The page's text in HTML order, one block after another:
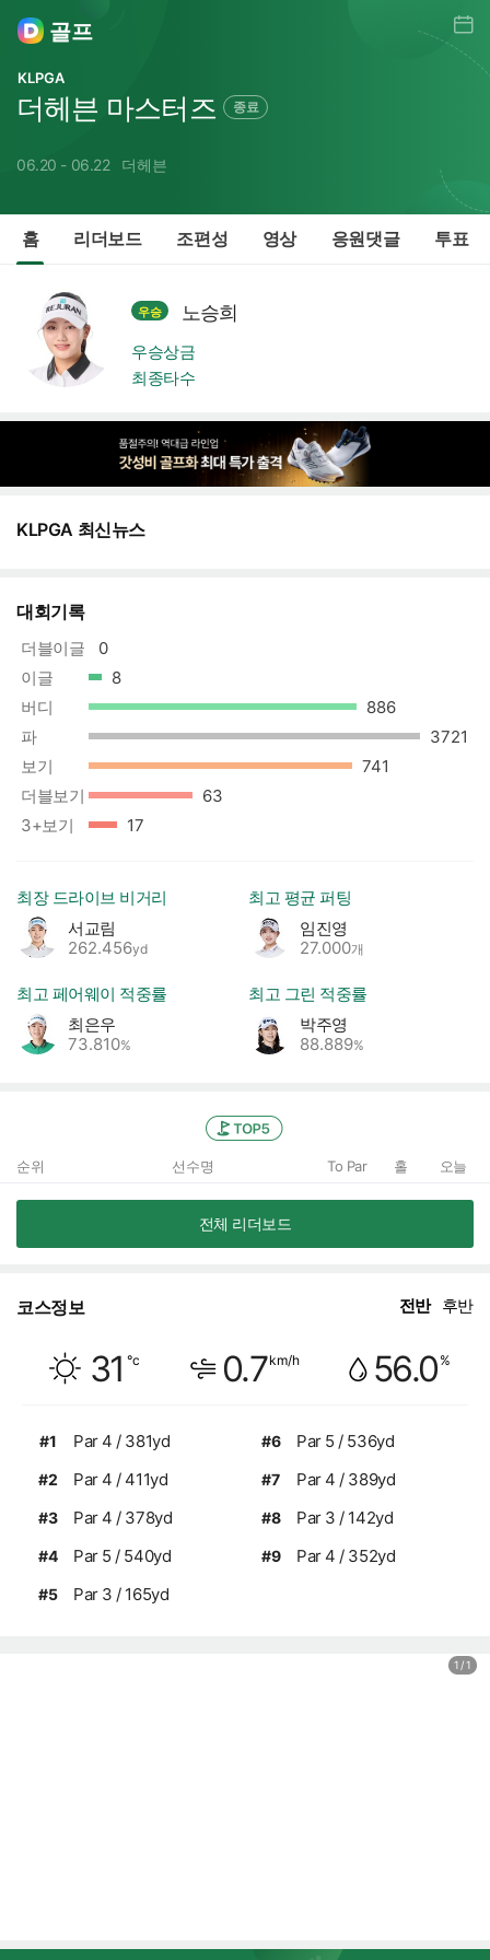
골프
KLPGA
더헤븐 마스터즈 종료
06.20 - 06.22 더헤븐
홈 리더보드 조편성 영상 응원댓글 투표
우승 노승희
우승상금
최종타수
KLPGA 최신뉴스
대회기록
더블이글
0
이글
8
버디
886
파
3721
보기
741
더블보기
63
3+보기
17
최장 드라이브 비거리
서교림
262.456yd
최고 평균 퍼팅
임진영
27.000개
최고 페어웨이 적중률
최은우
73.810%
최고 그린 적중률
박주영
88.889%
순위 선수명 To Par 홀 오늘
전체 리더보드
코스정보
31 °c 0.7km/h 56.0 %
전반 후반
#1 Par 4 / 381yd
#2 Par 4 / 411yd
#3 Par 4 / 378yd
#4 Par 5 / 540yd
#5 Par 3 / 165yd
#6 Par 5 / 536yd
#7 Par 4 / 389yd
#8 Par 3 / 142yd
#9 Par 4 / 352yd
1 /1